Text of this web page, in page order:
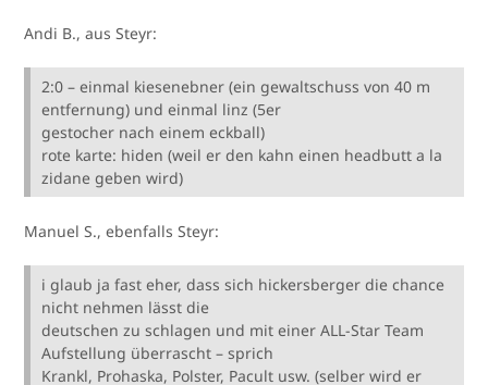
Andi B., aus Steyr:
2:0 – einmal kiesenebner (ein gewaltschuss von 40 m
entfernung) und einmal linz (5er
gestocher nach einem eckball)
rote karte: hiden (weil er den kahn einen headbutt a la
zidane geben wird)
Manuel S., ebenfalls Steyr:
i glaub ja fast eher, dass sich hickersberger die chance
nicht nehmen lässt die
deutschen zu schlagen und mit einer ALL-Star Team
Aufstellung überrascht – sprich
Krankl, Prohaska, Polster, Pacult usw. (selber wird er